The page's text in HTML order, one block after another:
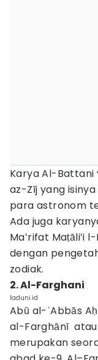
Karya Al-Battani
az-Zīj yang
para astronom
Ada juga
Maʻrifat Maṭāliʻi
dengan
zodiak.
2. Al-Farghani
laduni.id
Abū al-ʿAbbās
al-Farghānī
merupakan